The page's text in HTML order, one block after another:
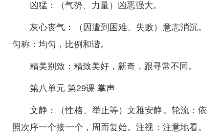
凶猛：（气势、力量）凶恶强大。
灰心丧气：（因遭到困难、失败）意志消沉。
匀称：均匀，比例和谐。
精美别致：精致美好，新奇，跟寻常不同。
第八单元 第29课 掌声
文静：（性格、举止等）文雅安静。轮流：依
照次序一个接一个，周而复始。注视：注意地看。